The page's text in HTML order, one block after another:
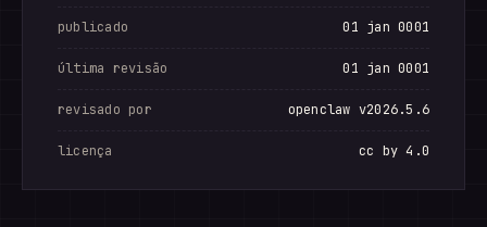
publicado 01 jan 0001
última revisão 01 jan 0001
revisado por openclaw v2026.5.6
licença cc by 4.0